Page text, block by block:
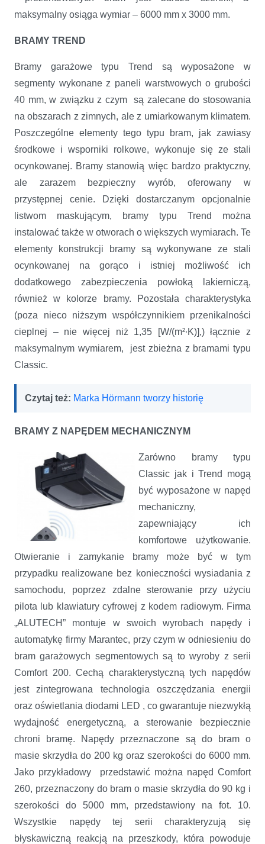
maksymalny osiąga wymiar – 6000 mm x 3000 mm.
BRAMY TREND
Bramy garażowe typu Trend są wyposażone w
segmenty wykonane z paneli warstwowych o grubości
40 mm, w związku z czym są zalecane do stosowania
na obszarach z zimnych, ale z umiarkowanym klimatem.
Poszczególne elementy tego typu bram, jak zawiasy
środkowe i wsporniki rolkowe, wykonuje się ze stali
ocynkowanej. Bramy stanowią więc bardzo praktyczny,
ale zarazem bezpieczny wyrób, oferowany w
przystępnej cenie. Dzięki dostarczanym opcjonalnie
listwom maskującym, bramy typu Trend można
instalować także w otworach o większych wymiarach. Te
elementy konstrukcji bramy są wykonywane ze stali
ocynkowanej na gorąco i istniej możliwość ich
dodatkowego zabezpieczenia powłoką lakierniczą,
również w kolorze bramy. Pozostała charakterystyka
(poza nieco niższym współczynnikiem przenikalności
cieplnej – nie więcej niż 1,35 [W/(m²∙K)],) łącznie z
maksymalnym wymiarem, jest zbieżna z bramami typu
Classic.
Czytaj też: Marka Hörmann tworzy historię
BRAMY Z NAPĘDEM MECHANICZNYM
Zarówno bramy typu
Classic jak i Trend mogą
być wyposażone w napęd
mechaniczny,
zapewniający ich
komfortowe użytkowanie.
Otwieranie i zamykanie bramy może być w tym
przypadku realizowane bez konieczności wysiadania z
samochodu, poprzez zdalne sterowanie przy użyciu
pilota lub klawiatury cyfrowej z kodem radiowym. Firma
„ALUTECH” montuje w swoich wyrobach napędy i
automatykę firmy Marantec, przy czym w odniesieniu do
bram garażowych segmentowych są to wyroby z serii
Comfort 200. Cechą charakterystyczną tych napędów
jest zintegrowana technologia oszczędzania energii
oraz oświetlania diodami LED , co gwarantuje niezwykłą
wydajność energetyczną, a sterowanie bezpiecznie
chroni bramę. Napędy przeznaczone są do bram o
masie skrzydła do 200 kg oraz szerokości do 6000 mm.
Jako przykładowy przedstawić można napęd Comfort
260, przeznaczony do bram o masie skrzydła do 90 kg i
szerokości do 5000 mm, przedstawiony na fot. 10.
Wszystkie napędy tej serii charakteryzują się
błyskawiczną reakcją na przeszkody, która powoduje